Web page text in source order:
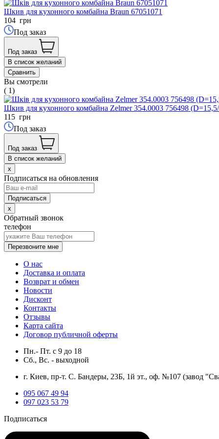
Шкив для кухонного комбайна Braun 67051071
104 грн
Под заказ
Под заказ
В список желаний
Сравнить
Вы смотрели
( 1)
Шкив для кухонного комбайна Zelmer 354.0003 756498
115 грн
Под заказ
Под заказ
В список желаний
x
Подписаться на обновления
x
Обратный звонок
телефон
Перезвоните мне
О нас
Доставка и оплата
Возврат и обмен
Новости
Дисконт
Контакты
Отзывы
Карта сайта
Договор публичной оферты
Пн.- Пт. с 9 до 18
Сб., Вс. - выходной
г. Киев, пр-т. С. Бандеры, 23Б, 1й эт., оф. №107 (завод
095 067 49 94
097 023 53 79
Подписаться